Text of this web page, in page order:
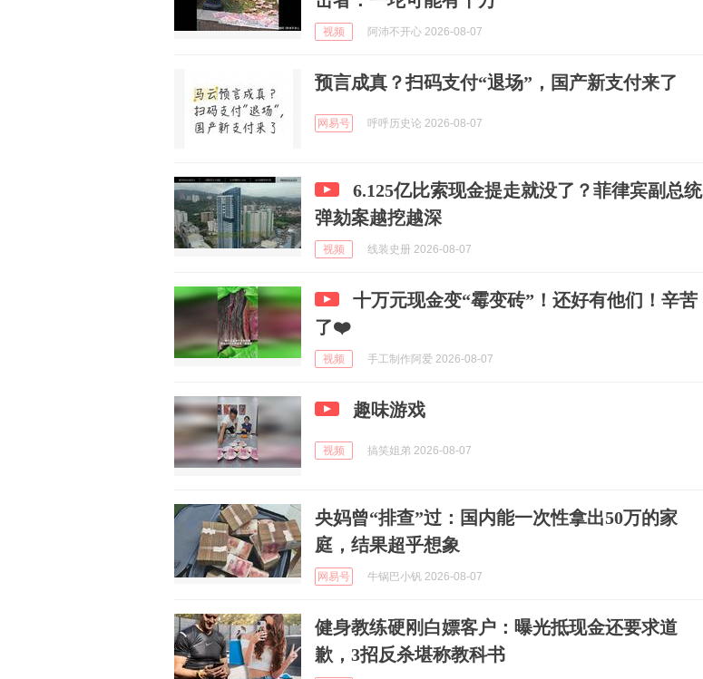
视频 阿沛不开心 2026-08-07
预言成真？扫码支付“退场”，国产新支付来了
网易号 呼呼历史论 2026-08-07
6.125亿比索现金提走就没了？菲律宾副总统
弹劾案越挖越深
视频 线装史册 2026-08-07
十万元现金变“霉变砖”！还好有他们！辛苦
了❤️
视频 手工制作阿爱 2026-08-07
趣味游戏
视频 搞笑姐弟 2026-08-07
央妈曾“排查”过：国内能一次性拿出50万的家
庭，结果超乎想象
网易号 牛锅巴小钒 2026-08-07
健身教练硬刚白嫖客户：曝光抵现金还要求道
歉，3招反杀堪称教科书